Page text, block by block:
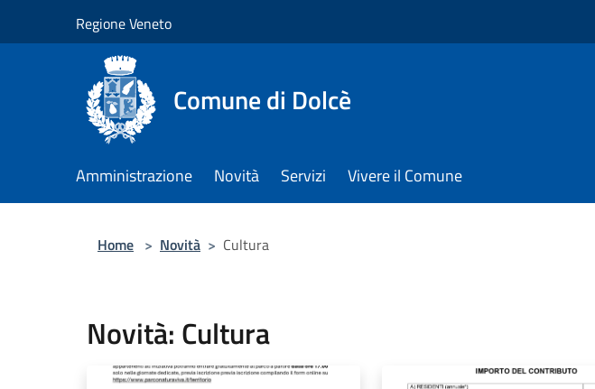
Regione Veneto
Comune di Dolcè
Amministrazione Novità Servizi Vivere il Comune
Home > Novità > Cultura
Novità: Cultura